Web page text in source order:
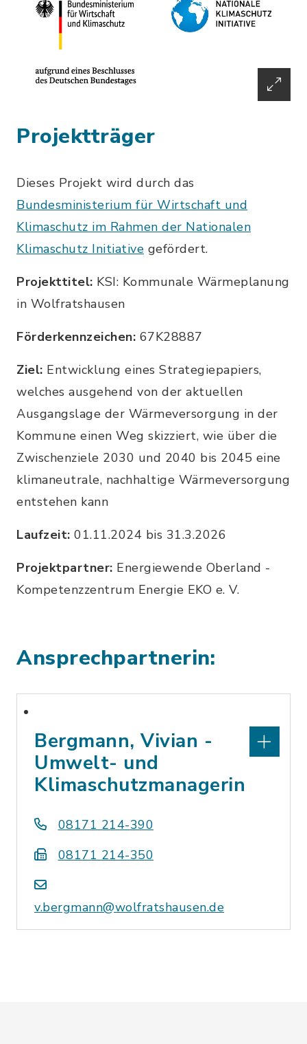
Projektträger
Dieses Projekt wird durch das
Bundesministerium für Wirtschaft und
Klimaschutz im Rahmen der Nationalen
Klimaschutz Initiative gefördert.
Projekttitel: KSI: Kommunale Wärmeplanung
in Wolfratshausen
Förderkennzeichen: 67K28887
Ziel: Entwicklung eines Strategiepapiers,
welches ausgehend von der aktuellen
Ausgangslage der Wärmeversorgung in der
Kommune einen Weg skizziert, wie über die
Zwischenziele 2030 und 2040 bis 2045 eine
klimaneutrale, nachhaltige Wärmeversorgung
entstehen kann
Laufzeit: 01.11.2024 bis 31.3.2026
Projektpartner: Energiewende Oberland -
Kompetenzzentrum Energie EKO e. V.
Ansprechpartnerin:
Bergmann, Vivian -
Umwelt- und
Klimaschutzmanagerin
08171 214-390
08171 214-350
v.bergmann@wolfratshausen.de